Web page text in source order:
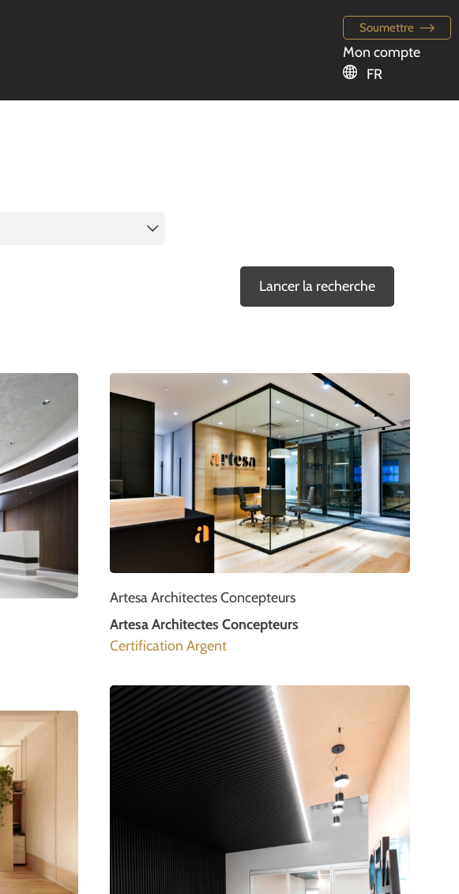
Soumettre
Mon compte
FR
Lancer la recherche
Artesa Architectes Concepteurs
Artesa Architectes Concepteurs
Certification Argent